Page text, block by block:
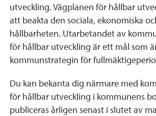
utveckling. Vägplanen för hållbar
att beakta den sociala, ekonomiska
hållbarheten. Utarbetandet av
för hållbar utveckling är ett mål som
kommunstrategin för
Du kan bekanta dig närmare med
för hållbar utveckling i kommunens
publiceras årligen senast i slutet av